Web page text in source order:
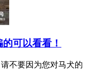
可以看看！
不要因为您对马犬的